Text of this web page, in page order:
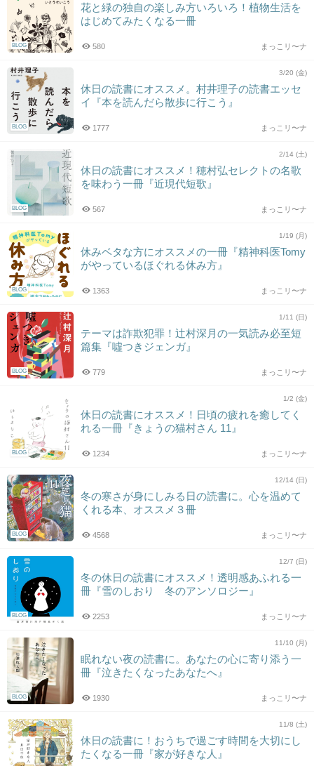
BLOG
花と緑の独自の楽しみ方いろいろ！植物生活を
はじめてみたくなる一冊
まっこリ〜ナ
580
BLOG
3/20 (金)
休日の読書にオススメ。村井理子の読書エッセ
イ『本を読んだら散歩に行こう』
まっこリ〜ナ
1777
BLOG
2/14 (土)
休日の読書にオススメ！穂村弘セレクトの名歌
を味わう一冊『近現代短歌』
まっこリ〜ナ
567
BLOG
1/19 (月)
休みベタな方にオススメの一冊『精神科医Tomy
がやっているほぐれる休み方』
まっこリ〜ナ
1363
BLOG
1/11 (日)
テーマは詐欺犯罪！辻村深月の一気読み必至短
篇集『噓つきジェンガ』
まっこリ〜ナ
779
BLOG
1/2 (金)
休日の読書にオススメ！日頃の疲れを癒してく
れる一冊『きょうの猫村さん 11』
まっこリ〜ナ
1234
BLOG
12/14 (日)
冬の寒さが身にしみる日の読書に。心を温めて
くれる本、オススメ３冊
まっこリ〜ナ
4568
BLOG
12/7 (日)
冬の休日の読書にオススメ！透明感あふれる一
冊『雪のしおり 冬のアンソロジー』
まっこリ〜ナ
2253
BLOG
11/10 (月)
眠れない夜の読書に。あなたの心に寄り添う一
冊『泣きたくなったあなたへ』
まっこリ〜ナ
1930
11/8 (土)
休日の読書に！おうちで過ごす時間を大切にし
たくなる一冊『家が好きな人』